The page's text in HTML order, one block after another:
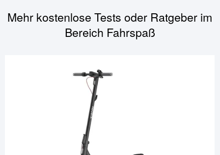
Mehr kostenlose Tests oder Ratgeber im
Bereich Fahrspaß